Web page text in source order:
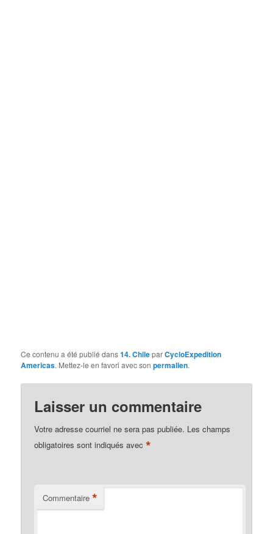
Ce contenu a été publié dans14. ChileparCycloExpedition
Americas. Mettez-le en favori avec sonpermalien.
Laisser un commentaire
Votre adresse courriel ne sera pas publiée. Les champs
obligatoires sont indiqués avec*
Commentaire *